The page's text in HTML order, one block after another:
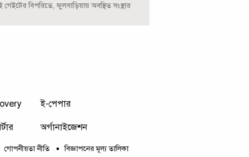
বিপরিতে, ফুলবাড়িয়ায় অবস্থিত সংস্থার
ই-পেপার
অর্গানাইজেশন
গোপনীয়তা নীতি বিজ্ঞাপনের মূল্য তালিকা